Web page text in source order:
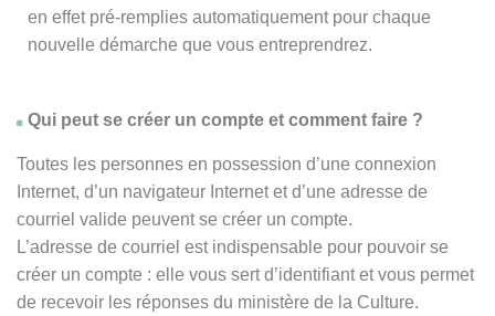
en effet pré-remplies automatiquement pour chaque
nouvelle démarche que vous entreprendrez.
Qui peut se créer un compte et comment faire ?
Toutes les personnes en possession d’une connexion
Internet, d’un navigateur Internet et d’une adresse de
courriel valide peuvent se créer un compte.
L’adresse de courriel est indispensable pour pouvoir se
créer un compte : elle vous sert d’identifiant et vous permet
de recevoir les réponses du ministère de la Culture.